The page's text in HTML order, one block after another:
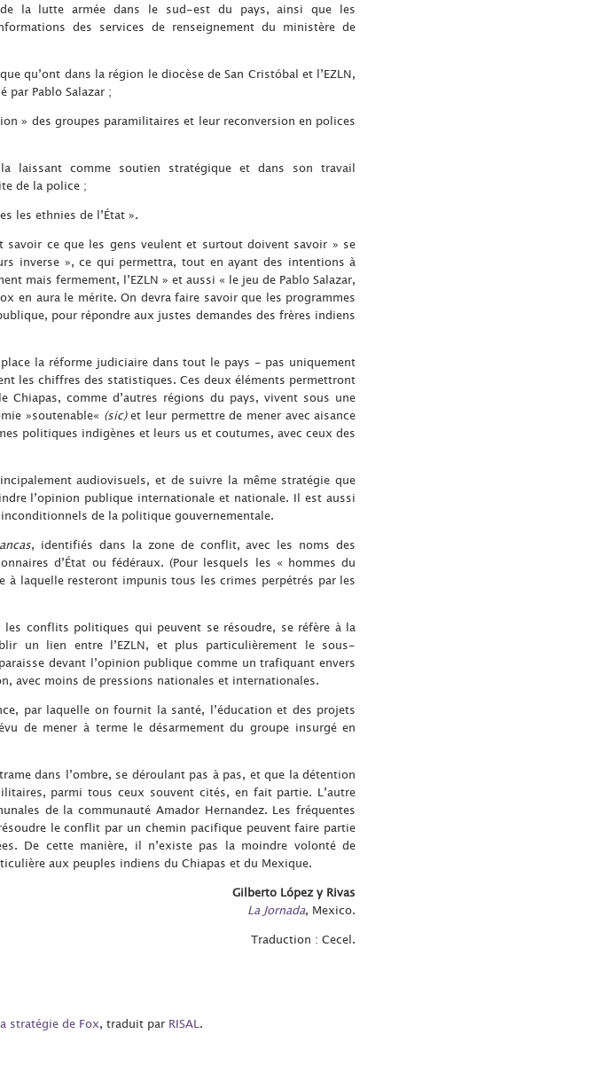
la lutte armée dans le sud-est du pays, ainsi que les
des services de renseignement du ministère de
qu’ont dans la région le diocèse de San Cristóbal et l’EZLN,
par Pablo Salazar ;
» des groupes paramilitaires et leur reconversion en polices
laissant comme soutien stratégique et dans son travail
de la police ;
les ethnies de l’État ».
ce que les gens veulent et surtout doivent savoir » se
inverse », ce qui permettra, tout en ayant des intentions à
mais fermement, l’EZLN » et aussi « le jeu de Pablo Salazar,
en aura le mérite. On devra faire savoir que les programmes
pour répondre aux justes demandes des frères indiens
la réforme judiciaire dans tout le pays - pas uniquement
les chiffres des statistiques. Ces deux éléments permettront
comme d’autres régions du pays, vivent sous une
»soutenable« (sic)et leur permettre de mener avec aisance
politiques indigènes et leurs us et coutumes, avec ceux des
audiovisuels, et de suivre la même stratégie que
l’opinion publique internationale et nationale. Il est aussi
de la politique gouvernementale.
, identifiés dans la zone de conflit, avec les noms des
d’État ou fédéraux. (Pour lesquels les « hommes du
à laquelle resteront impunis tous les crimes perpétrés par les
conflits politiques qui peuvent se résoudre, se réfère à la
un lien entre l’EZLN, et plus particulièrement le sous-
devant l’opinion publique comme un trafiquant envers
avec moins de pressions nationales et internationales.
par laquelle on fournit la santé, l’éducation et des projets
de mener à terme le désarmement du groupe insurgé en
dans l’ombre, se déroulant pas à pas, et que la détention
parmi tous ceux souvent cités, en fait partie. L’autre
de la communauté Amador Hernandez. Les fréquentes
le conflit par un chemin pacifique peuvent faire partie
De cette manière, il n’existe pas la moindre volonté de
aux peuples indiens du Chiapas et du Mexique.
Gilberto López y Rivas
La Jornada, Mexico.
Traduction : Cecel.
stratégie de Fox, traduit par RISAL.